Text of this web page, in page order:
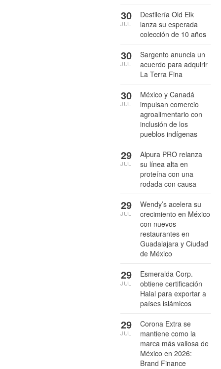
Destilería Old Elk
lanza su esperada
colección de 10 años
30
JUL
Sargento anuncia un
acuerdo para adquirir
La Terra Fina
30
JUL
México y Canadá
impulsan comercio
agroalimentario con
inclusión de los
pueblos indígenas
30
JUL
Alpura PRO relanza
su línea alta en
proteína con una
rodada con causa
29
JUL
Wendy’s acelera su
crecimiento en México
con nuevos
restaurantes en
Guadalajara y Ciudad
de México
29
JUL
Esmeralda Corp.
obtiene certificación
Halal para exportar a
países islámicos
29
JUL
Corona Extra se
mantiene como la
marca más valiosa de
México en 2026:
Brand Finance
29
JUL